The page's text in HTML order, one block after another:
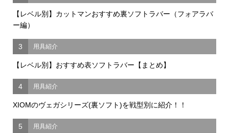
【レベル別】カットマンおすすめ裏ソフトラバー（フォアラバ
ー編）
3 用具紹介
【レベル別】おすすめ表ソフトラバー【まとめ】
4 用具紹介
XIOMのヴェガシリーズ(裏ソフト)を戦型別に紹介！！
5 用具紹介